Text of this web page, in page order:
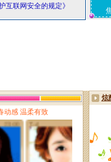
互联网安全的规定》